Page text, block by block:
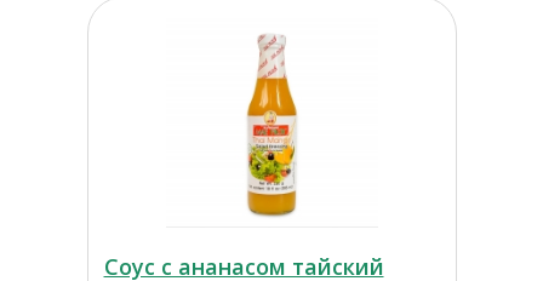
Соус с ананасом тайский